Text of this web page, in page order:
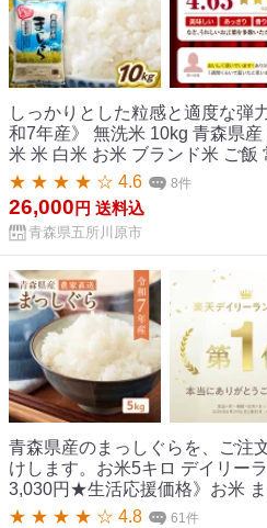
しっかりとした粒感と適度な
和7年産》 無洗米 10kg 青森県
米 米 白米 お米 ブランド米 ご飯
所川原市
★ ★ ★ ★ ☆ 4.6 8件
26,000 円 送料込
青森県五所川原市
青森県産のまっしぐらを、ご注
けします。お米5キロ デイリー
3,030円★生活応援価格》お米
産 5kg 白米 精米 送料無料 国産
★ ★ ★ ★ ☆ 4.8 61件